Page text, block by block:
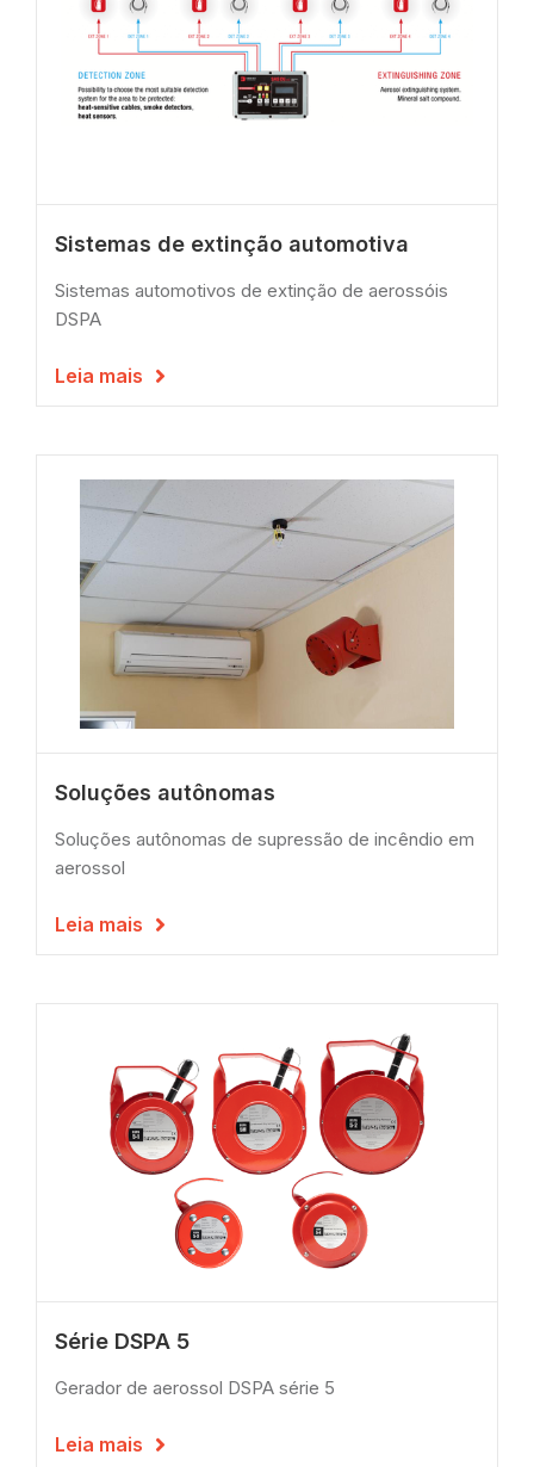
Sistemas de extinção automotiva
Sistemas automotivos de extinção de aerossóis
DSPA
Leia mais 
Soluções autônomas
Soluções autônomas de supressão de incêndio em
aerossol
Leia mais 
Série DSPA 5
Gerador de aerossol DSPA série 5
Leia mais 